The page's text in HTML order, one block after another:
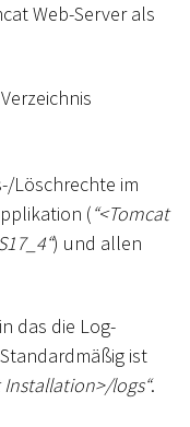
Web-Server als
Löschrechte im
(“<Tomcat
) und allen
das die Log-
ist
Installation>/logs“.